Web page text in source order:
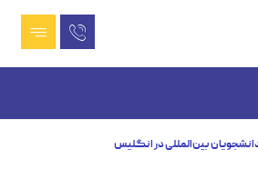
بین‌المللی در انگلیس